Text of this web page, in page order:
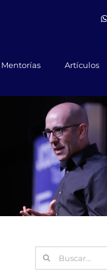
Mentorías Artículos
Buscar: